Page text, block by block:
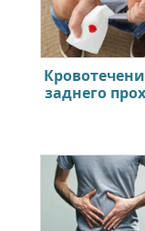
заднего